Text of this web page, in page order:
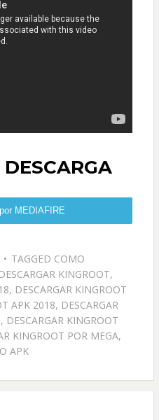
MEDIAFIRE
TAGGED COMO
DESCARGAR KINGROOT,
, DESCARGAR KINGROOT
APK 2018, DESCARGAR
, DESCARGAR KINGROOT
KINGROOT POR MEGA,
APK